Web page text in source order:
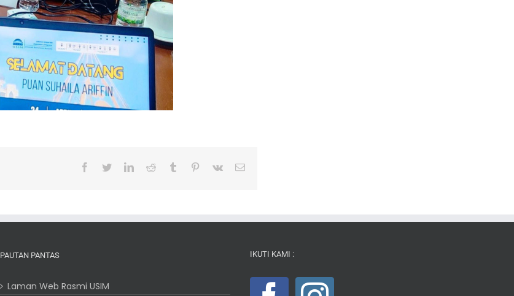
Facebook
TwitterLinkedInReddit Tumblr Pinterest
Vk Email
PAUTAN PANTAS
Laman Web Rasmi USIM
IKUTI KAMI :